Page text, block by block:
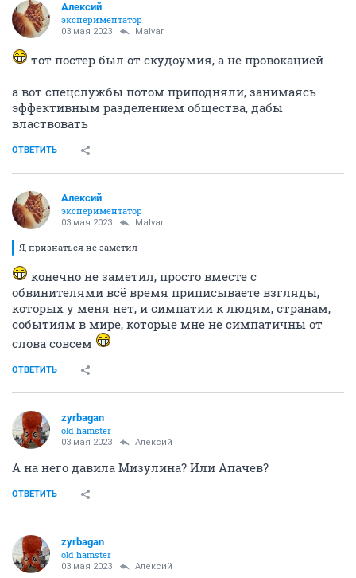
Алексий
экспериментатор
03 мая 2023 Malvar
тот постер был от скудоумия, а не провокацией
а вот спецслужбы потом приподняли, занимаясь
эффективным разделением общества, дабы
властвовать
ОТВЕТИТЬ
Алексий
экспериментатор
03 мая 2023 Malvar
Я, признаться не заметил
конечно не заметил, просто вместе с
обвинителями всё время приписываете взгляды,
которых у меня нет, и симпатии к людям, странам,
событиям в мире, которые мне не симпатичны от
слова совсем
ОТВЕТИТЬ
zyrbagan
old hamster
03 мая 2023 Алексий
А на него давила Мизулина? Или Апачев?
ОТВЕТИТЬ
zyrbagan
old hamster
03 мая 2023 Алексий